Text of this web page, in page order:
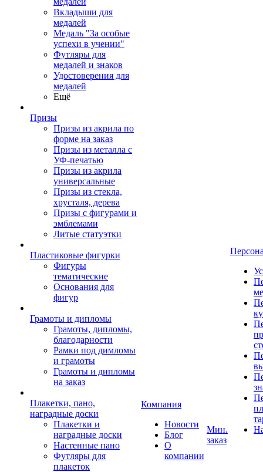
Вкладыши для
медалей
Медаль "За особые
успехи в учении"
Футляры для
медалей и знаков
Удостоверения для
медалей
Ещё
Призы
Призы из акрила по
форме на заказ
Призы из металла с
УФ-печатью
Призы из акрила
универсальные
Призы из стекла,
хрусталя, дерева
Призы с фигурами и
эмблемами
Литые статуэтки
Пластиковые фигурки
Фигуры
тематические
Основания для
фигур
Грамоты и дипломы
Грамоты, дипломы,
благодарности
Рамки под димломы
и грамоты
Грамоты и дипломы
на заказ
Плакетки, пано,
наградные доски
Плакетки и
наградные доски
Настенные пано
Футляры для
плакеток
Компания
Новости
Блог
О
компании
Мин.
заказ